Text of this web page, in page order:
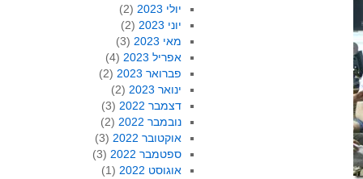
יולי 2023
(2)
יוני 2023
(2)
מאי 2023
(3)
אפריל 2023
(4)
פברואר 2023
(2)
ינואר 2023
(2)
דצמבר 2022
(3)
נובמבר 2022
(2)
אוקטובר 2022
(3)
ספטמבר 2022
(3)
אוגוסט 2022
(1)